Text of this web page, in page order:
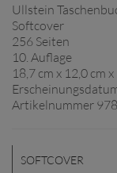
Ullstein
Softcover
256 Seiten
10. Auflage
18,7 cm x 12,0 cm x
Artikelnummer
SOFTCOVER